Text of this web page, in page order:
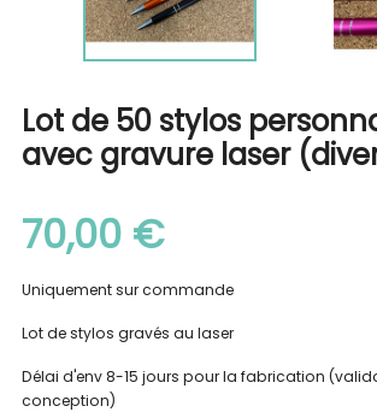
Lot de 50 stylos
avec gravure laser
70,00 €
Uniquement sur commande
Lot de stylos gravés au laser
Délai d'env 8-15 jours pour la fabrication
conception)